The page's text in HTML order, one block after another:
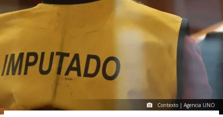
Contexto | Agencia UNO